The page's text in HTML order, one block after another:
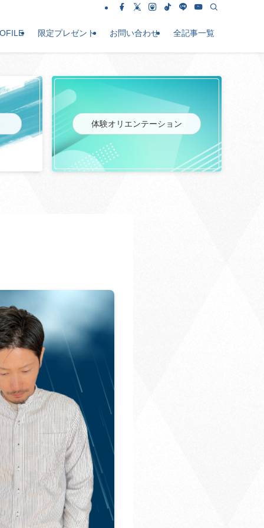
限定プレゼント お問い合わせ 全記事一覧
体験オリエンテーション